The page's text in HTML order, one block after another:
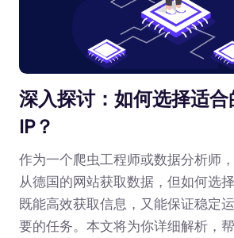
深入探讨：如何选择适
IP？
作为一个爬虫工程师或数据分析师
从德国的网站获取数据，但如何选
既能高效获取信息，又能保证稳定
要的任务。本文将为你详细解析，